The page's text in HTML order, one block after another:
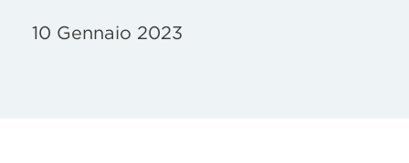
10 Gennaio 2023